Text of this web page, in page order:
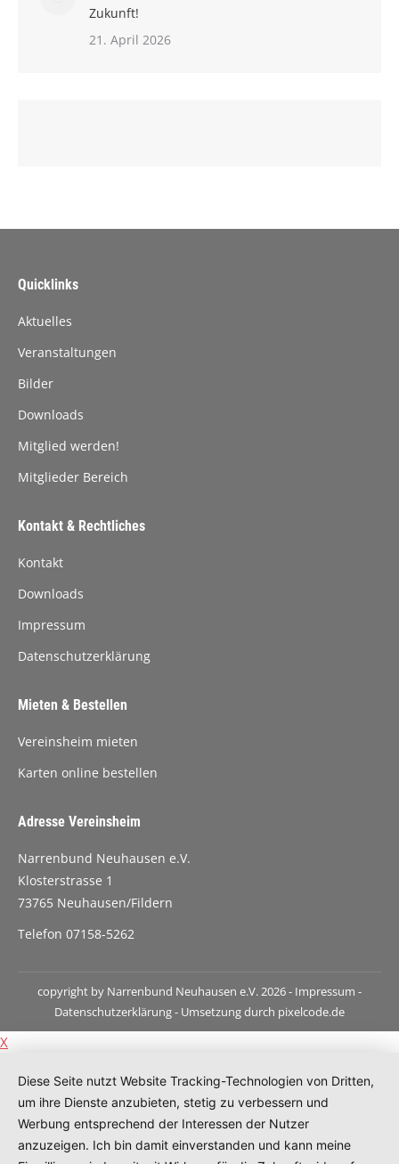
Zukunft!
21. April 2026
Quicklinks
Aktuelles
Veranstaltungen
Bilder
Downloads
Mitglied werden!
Mitglieder Bereich
Kontakt & Rechtliches
Kontakt
Downloads
Impressum
Datenschutzerklärung
Mieten & Bestellen
Vereinsheim mieten
Karten online bestellen
Adresse Vereinsheim
Narrenbund Neuhausen e.V.
Klosterstrasse 1
73765 Neuhausen/Fildern
Telefon 07158-5262
copyright by Narrenbund Neuhausen e.V. 2026 - Impressum -
Datenschutzerklärung- Umsetzung durch pixelcode.de
X
Diese Seite nutzt Website Tracking-Technologien von Dritten,
um ihre Dienste anzubieten, stetig zu verbessern und
Werbung entsprechend der Interessen der Nutzer
anzuzeigen. Ich bin damit einverstanden und kann meine